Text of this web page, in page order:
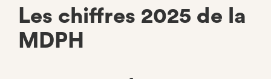
Les chiffres 2025 de la
MDPH